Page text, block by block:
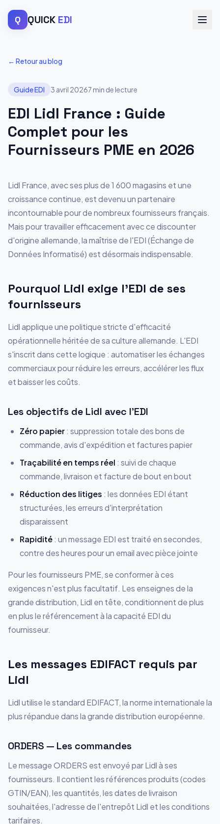
Q QUICK EDI
← Retour au blog
Guide EDI 3 avril 20267 min de lecture
EDI Lidl France : Guide
Complet pour les
Fournisseurs PME en 2026
Lidl France, avec ses plus de 1 600 magasins et une
croissance continue, est devenu un partenaire
incontournable pour de nombreux fournisseurs français.
Mais pour travailler efficacement avec ce discounter
d'origine allemande, la maîtrise de l'EDI (Échange de
Données Informatisé) est désormais indispensable.
Pourquoi Lidl exige l'EDI de ses
fournisseurs
Lidl applique une politique stricte d'efficacité
opérationnelle héritée de sa culture allemande. L'EDI
s'inscrit dans cette logique : automatiser les échanges
commerciaux pour réduire les erreurs, accélérer les flux
et baisser les coûts.
Les objectifs de Lidl avec l'EDI
Zéro papier: suppression totale des bons de
commande, avis d'expédition et factures papier
Traçabilité en temps réel : suivi de chaque
commande, livraison et facture de bout en bout
Réduction des litiges : les données EDI étant
structurées, les erreurs d'interprétation
disparaissent
Rapidité: un message EDI est traité en secondes,
contre des heures pour un email avec pièce jointe
Pour les fournisseurs PME, se conformer à ces
exigences n'est plus facultatif. Les enseignes de la
grande distribution, Lidl en tête, conditionnent de plus
en plus le référencement à la capacité EDI du
fournisseur.
Les messages EDIFACT requis par
Lidl
Lidl utilise le standard EDIFACT, la norme internationale la
plus répandue dans la grande distribution européenne.
ORDERS — Les commandes
Le message ORDERS est envoyé par Lidl à ses
fournisseurs. Il contient les références produits (codes
GTIN/EAN), les quantités, les dates de livraison
souhaitées, l'adresse de l'entrepôt Lidl et les conditions
tarifaires.